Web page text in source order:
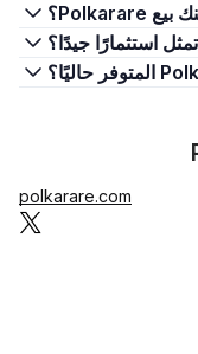
polkarare.com